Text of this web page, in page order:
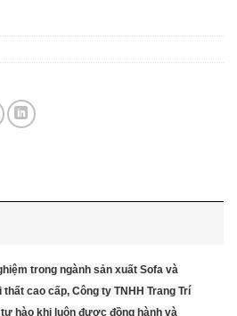
trong ngành sản xuất Sofa và
cao cấp, Công ty TNHH Trang Trí
tự hào khi luôn được đồng hành và